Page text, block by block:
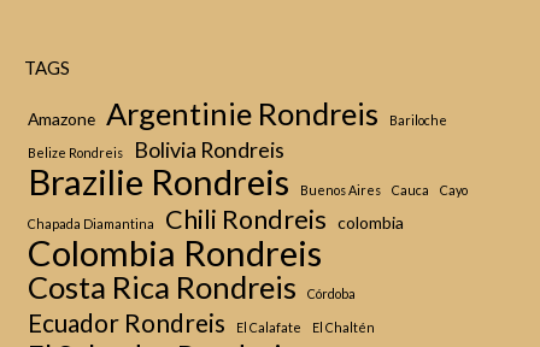
TAGS
Amazone Argentinie Rondreis Bariloche
Belize Rondreis Bolivia Rondreis
Brazilie Rondreis Buenos Aires Cauca Cayo
Chapada Diamantina Chili Rondreis colombia
Colombia Rondreis
Costa Rica Rondreis Córdoba
Ecuador Rondreis El Calafate El Chaltén